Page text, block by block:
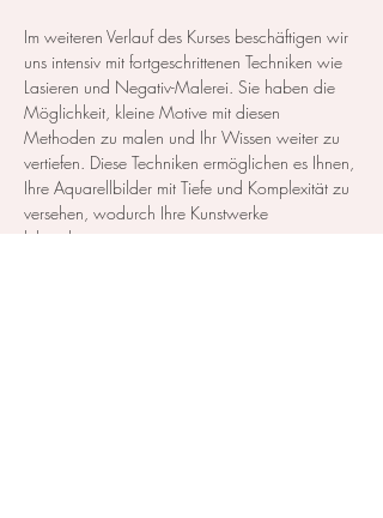
Im weiteren Verlauf des Kurses beschäftigen wir
uns intensiv mit fortgeschrittenen Techniken wie
Lasieren und Negativ-Malerei. Sie haben die
Möglichkeit, kleine Motive mit diesen
Methoden zu malen und Ihr Wissen weiter zu
vertiefen. Diese Techniken ermöglichen es Ihnen,
Ihre Aquarellbilder mit Tiefe und Komplexität zu
versehen, wodurch Ihre Kunstwerke
lebendiger…